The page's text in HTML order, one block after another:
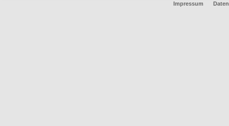
Impressum